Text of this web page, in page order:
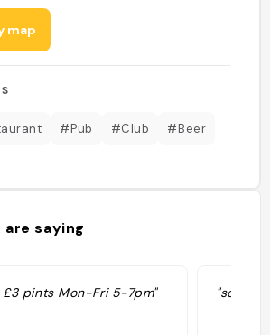
map
#Pub #Club #Beer
saying
£3 pints Mon-Fri 5-7pm" "so